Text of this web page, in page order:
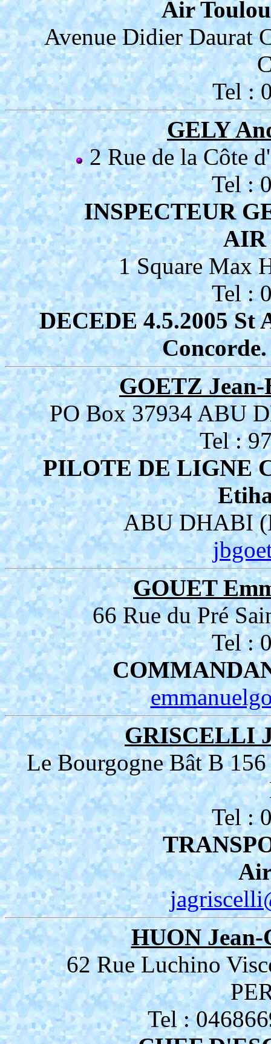
Air
Avenue Didier Daurat
Tel :
GELY
2 Rue de la Côte
Tel :
INSPECTEUR
AIR
1 Square Max
Tel :
DECEDE 4.5.2005 St
GOETZ Jean-
PO Box 37934 ABU
Tel :
PILOTE DE LIGNE
ABU DHABI
GOUET
66 Rue du Pré
Tel :
GRISCELLI
Le Bourgogne Bât B
Tel :
HUON Jean-
62 Rue Luchino
Tel :